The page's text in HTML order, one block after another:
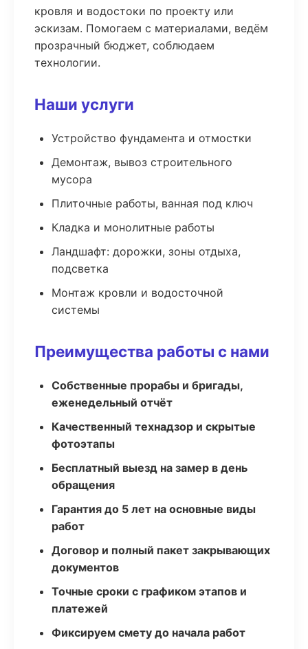
кровля и водостоки по проекту или
эскизам. Помогаем с материалами, ведём
прозрачный бюджет, соблюдаем
технологии.
Наши услуги
Устройство фундамента и отмостки
Демонтаж, вывоз строительного
мусора
Плиточные работы, ванная под ключ
Кладка и монолитные работы
Ландшафт: дорожки, зоны отдыха,
подсветка
Монтаж кровли и водосточной
системы
Преимущества работы с нами
Собственные прорабы и бригады,
еженедельный отчёт
Качественный технадзор и скрытые
фотоэтапы
Бесплатный выезд на замер в день
обращения
Гарантия до 5 лет на основные виды
работ
Договор и полный пакет закрывающих
документов
Точные сроки с графиком этапов и
платежей
Фиксируем смету до начала работ